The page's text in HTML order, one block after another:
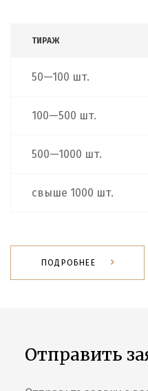
ТИРАЖ
50—100 шт.
100—500 шт.
500—1000 шт.
свыше 1000 шт.
ПОДРОБНЕЕ
Отправить